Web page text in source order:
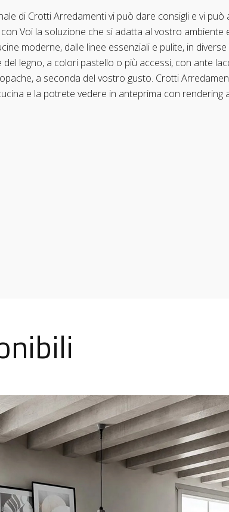
di Crotti Arredamenti vi può dare consigli e vi può
Voi la soluzione che si adatta al vostro ambiente
moderne, dalle linee essenziali e pulite, in
del legno, a colori pastello o più accessi, con ante
a seconda del vostro gusto. Crotti
e la potrete vedere in anteprima con rendering